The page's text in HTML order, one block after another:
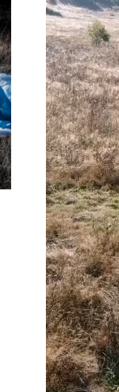
Player
video